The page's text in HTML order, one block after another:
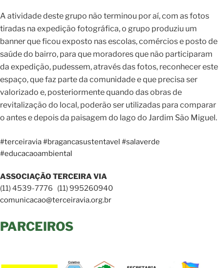
A atividade deste grupo não terminou por aí, com as fotos
tiradas na expedição fotográfica, o grupo produziu um
banner que ficou exposto nas escolas, comércios e posto de
saúde do bairro, para que moradores que não participaram
da expedição, pudessem, através das fotos, reconhecer este
espaço, que faz parte da comunidade e que precisa ser
valorizado e, posteriormente quando das obras de
revitalização do local, poderão ser utilizadas para comparar
o antes e depois da paisagem do lago do Jardim São Miguel.
#terceiravia#bragancasustentavel #salaverde
#educacaoambiental
ASSOCIAÇÃO TERCEIRA VIA
(11) 4539-7776 (11) 995260940
comunicacao@terceiravia.org.br
PARCEIROS